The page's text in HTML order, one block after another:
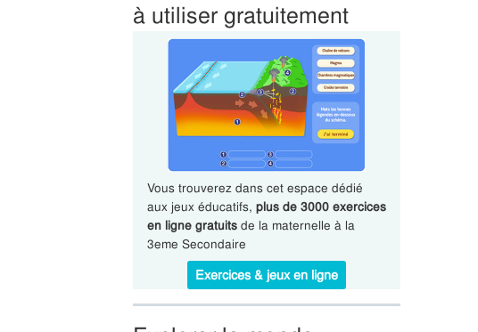
à utiliser gratuitement
Vous trouverez dans cet espace dédié
aux jeux éducatifs, plus de 3000 exercices
en ligne gratuitsde la maternelle à la
3eme Secondaire
Exercices & jeux en ligne